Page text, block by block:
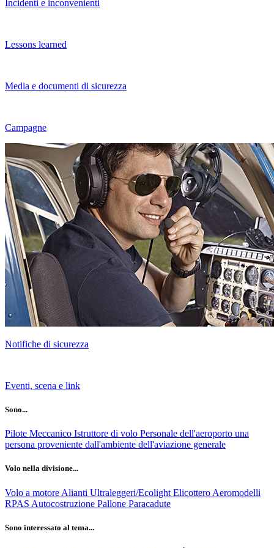
Incidenti e inconvenienti
Lessons learned
Media e documenti di sicurezza
Campagne
Notifiche di sicurezza
Eventi, scena e link
Sono...
Pilote Meccanico Istruttore di volo Personale dell'aeroporto una
persona proveniente dall'ambiente dell'aviazione generale
Volo nella divisione...
Volo a motore Alianti Ultraleggeri/Ecolight Elicottero Aeromodelli
RPAS Autocostruzione Pallone Paracadute
Sono interessato al tema...